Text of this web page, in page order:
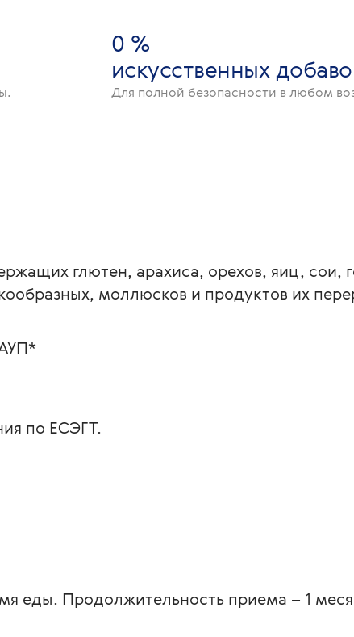
0 %
искусственных
Для полной безопасности в любом
глютен, арахиса, орехов, яиц, сои,
моллюсков и продуктов их
по ЕСЭГТ.
еды. Продолжительность приема – 1